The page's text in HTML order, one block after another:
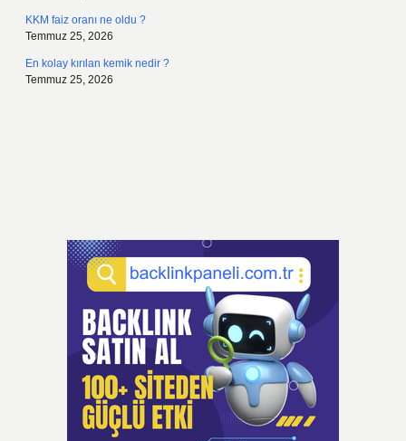
KKM faiz oranı ne oldu ?
Temmuz 25, 2026
En kolay kırılan kemik nedir ?
Temmuz 25, 2026